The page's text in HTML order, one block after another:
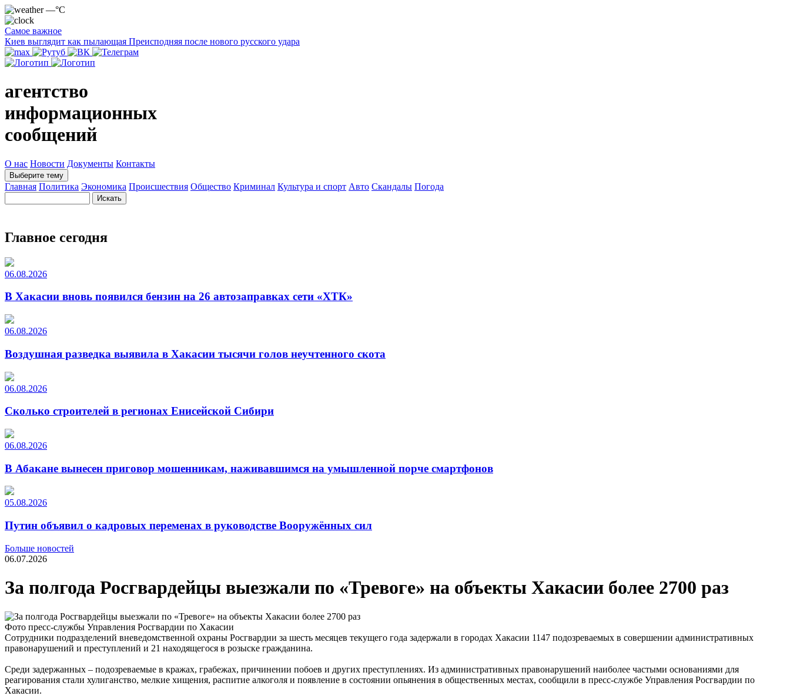
—°C
Самое важное
Киев выглядит как пылающая Преисподняя после нового русского удара
агентство
информационных
сообщений
О нас Новости Документы Контакты
Выберите тему
Главная Политика Экономика Происшествия Общество Криминал Культура и спорт Авто Скандалы Погода
Главное сегодня
06.08.2026
В Хакасии вновь появился бензин на 26 автозаправках сети «ХТК»
06.08.2026
Воздушная разведка выявила в Хакасии тысячи голов неучтенного скота
06.08.2026
Сколько строителей в регионах Енисейской Сибири
06.08.2026
В Абакане вынесен приговор мошенникам, наживавшимся на умышленной порче смартфонов
05.08.2026
Путин объявил о кадровых переменах в руководстве Вооружённых сил
Больше новостей
06.07.2026
За полгода Росгвардейцы выезжали по «Тревоге» на объекты Хакасии более 2700 раз
Фото пресс-службы Управления Росгвардии по Хакасии
Сотрудники подразделений вневедомственной охраны Росгвардии за шесть месяцев текущего года задержали в городах Хакасии 1147 подозреваемых в совершении административных
правонарушений и преступлений и 21 находящегося в розыске гражданина.
Среди задержанных – подозреваемые в кражах, грабежах, причинении побоев и других преступлениях. Из административных правонарушений наиболее частыми основаниями для
реагирования стали хулиганство, мелкие хищения, распитие алкоголя и появление в состоянии опьянения в общественных местах, сообщили в пресс-службе Управления Росгвардии по
Хакасии.